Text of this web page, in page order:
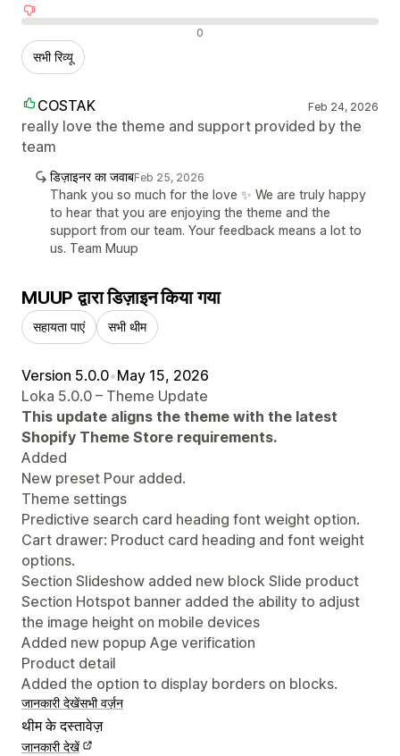
0
सभी रिव्यू
COSTAK Feb 24, 2026
really love the theme and support provided by the
team
डिज़ाइनर का जवाबFeb 25, 2026
Thank you so much for the love ✨ We are truly happy
to hear that you are enjoying the theme and the
support from our team. Your feedback means a lot to
us. Team Muup
MUUP द्वारा डिज़ाइन किया गया
सहायता पाएं सभी थीम
Version 5.0.0•May 15, 2026
Loka 5.0.0 – Theme Update
This update aligns the theme with the latest
Shopify Theme Store requirements.
Added
New preset Pour added.
Theme settings
Predictive search card heading font weight option.
Cart drawer: Product card heading and font weight
options.
Section Slideshow added new block Slide product
Section Hotspot banner added the ability to adjust
the image height on mobile devices
Added new popup Age verification
Product detail
Added the option to display borders on blocks.
जानकारी देखेंसभी वर्ज़न
थीम के दस्तावेज़
जानकारी देखें